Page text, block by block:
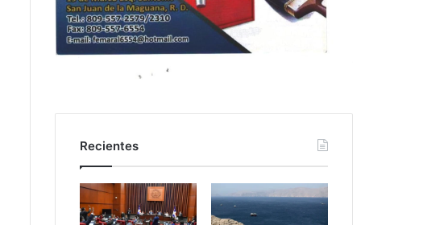
Recientes